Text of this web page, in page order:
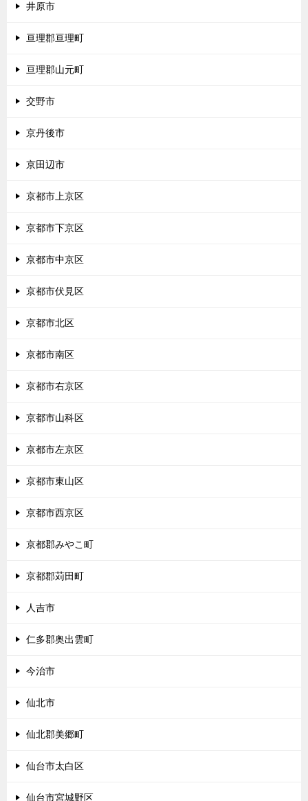
井原市
亘理郡亘理町
亘理郡山元町
交野市
京丹後市
京田辺市
京都市上京区
京都市下京区
京都市中京区
京都市伏見区
京都市北区
京都市南区
京都市右京区
京都市山科区
京都市左京区
京都市東山区
京都市西京区
京都郡みやこ町
京都郡苅田町
人吉市
仁多郡奥出雲町
今治市
仙北市
仙北郡美郷町
仙台市太白区
仙台市宮城野区